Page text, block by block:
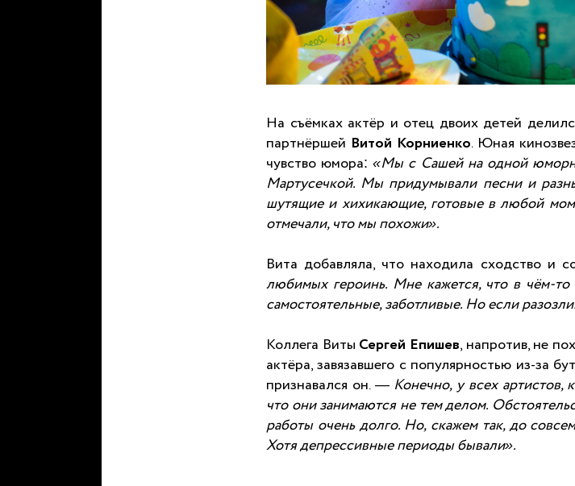
На съёмках актёр и отец двоих детей
партнёршей Витой Корниенко. Юная
чувство юмора:«Мы с Сашей на одной
Мартусечкой. Мы придумывали песни и
шутящие и хихикающие, готовые в любой
отмечали, что мы похожи».
Вита добавляла, что находила сходство и
любимых героинь. Мне кажется, что в чём-
самостоятельные, заботливые. Но если
Коллега Виты Сергей Епишев, напротив, не
актёра, завязавшего с популярностью из-за
признавался он. — Конечно, у всех артистов,
что они занимаются не тем делом.
работы очень долго. Но, скажем так, до
Хотя депрессивные периоды бывали».